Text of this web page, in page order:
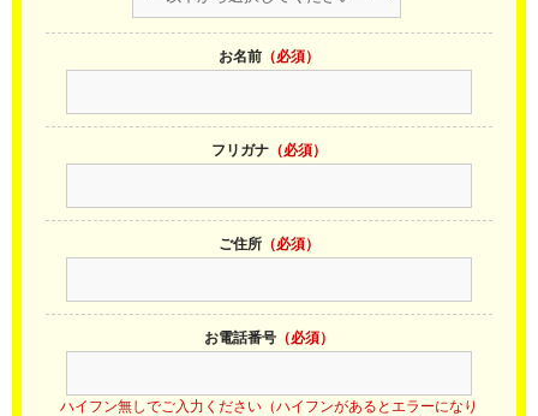
お名前 （必須）
フリガナ （必須）
ご住所 （必須）
お電話番号 （必須）
ハイフン無しでご入力ください（ハイフンがあるとエラーになり